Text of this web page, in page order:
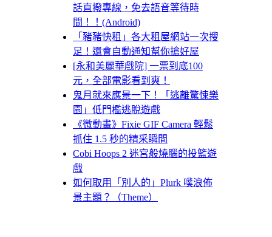
話直撥專線，免去語音等待時
間！！(Android)
「豬豬快租」各大租屋網站一次搜
足！還會自動通知幫你搶好屋
[永和美麗華戲院] 一票到底100
元，全部電影看到爽！
鬼月就來應景一下！「逃離驚悚樂
園」低門檻逃脫遊戲
《微動畫》Fixie GIF Camera 輕鬆
抓住 1.5 秒的精采瞬間
Cobi Hoops 2 迷宮般燒腦的投籃遊
戲
如何取用「別人的」Plurk 噗浪佈
景主題？（Theme）